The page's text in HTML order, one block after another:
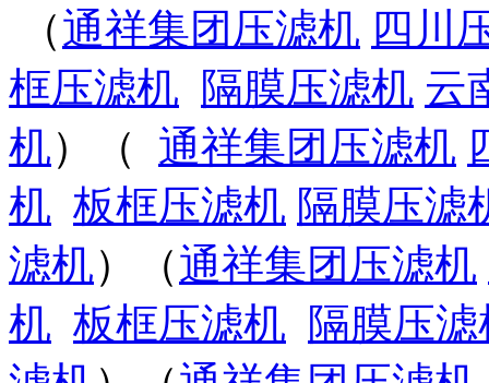
（通祥集团压滤机 四川
框压滤机 隔膜压滤机 云
机）（ 通祥集团压滤机
机 板框压滤机 隔膜压滤
滤机）（通祥集团压滤机
机 板框压滤机 隔膜压滤